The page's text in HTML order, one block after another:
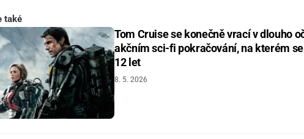
také
Tom Cruise se konečně vrací v dlouho
akčním sci-fi pokračování, na kterém
12 let
8. 5. 2026